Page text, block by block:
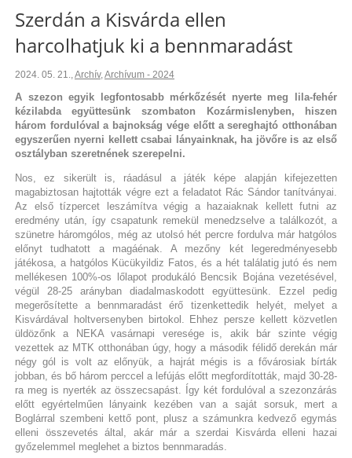
Szerdán a Kisvárda ellen
harcolhatjuk ki a bennmaradást
2024. 05. 21.,Archív,Archívum - 2024
A szezon egyik legfontosabb mérkőzését nyerte meg lila-fehér
kézilabda együttesünk szombaton Kozármislenyben, hiszen
három fordulóval a bajnokság vége előtt a sereghajtó otthonában
egyszerűen nyerni kellett csabai lányainknak, ha jövőre is az első
osztályban szeretnének szerepelni.
Nos, ez sikerült is, ráadásul a játék képe alapján kifejezetten
magabiztosan hajtották végre ezt a feladatot Rác Sándor tanítványai.
Az első tízpercet leszámítva végig a hazaiaknak kellett futni az
eredmény után, így csapatunk remekül menedzselve a találkozót, a
szünetre háromgólos, még az utolsó hét percre fordulva már hatgólos
előnyt tudhatott a magáénak. A mezőny két legeredményesebb
játékosa, a hatgólos Kücükyildiz Fatos, és a hét találatig jutó és nem
mellékesen 100%-os lőlapot produkáló Bencsik Bojána vezetésével,
végül 28-25 arányban diadalmaskodott együttesünk. Ezzel pedig
megerősítette a bennmaradást érő tizenkettedik helyét, melyet a
Kisvárdával holtversenyben birtokol. Ehhez persze kellett közvetlen
üldözőnk a NEKA vasárnapi veresége is, akik bár szinte végig
vezettek az MTK otthonában úgy, hogy a második félidő derekán már
négy gól is volt az előnyük, a hajrát mégis is a fővárosiak bírták
jobban, és bő három perccel a lefújás előtt megfordították, majd 30-28-
ra meg is nyerték az összecsapást. Így két fordulóval a szezonzárás
előtt egyértelműen lányaink kezében van a saját sorsuk, mert a
Boglárral szembeni kettő pont, plusz a számunkra kedvező egymás
elleni összevetés által, akár már a szerdai Kisvárda elleni hazai
győzelemmel meglehet a biztos bennmaradás.